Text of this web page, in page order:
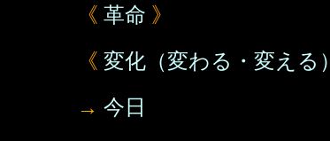
《 革命 》
《 変化（変わる・変える）
→ 今日